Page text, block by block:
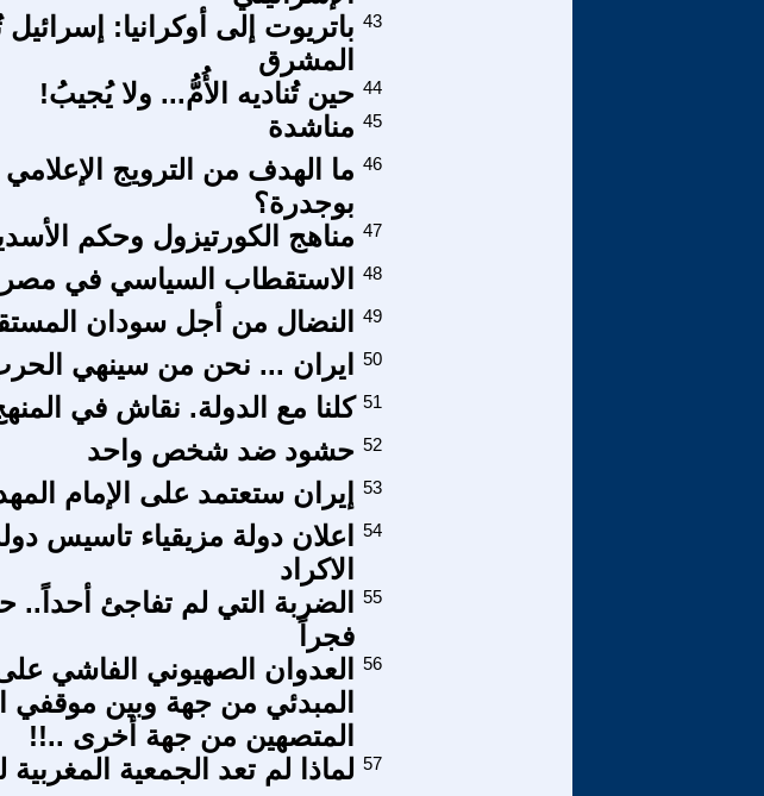
باتريوت إلى أوكرانيا:
المشرق
43
حين تُناديه الأُمُّ... ولا يُجيبُ! 44
مناشدة 45
ما الهدف من الترويج
بوجدرة؟
46
مناهج الكورتيزول وحكم 47
الاستقطاب السياسي في مصر: 48
النضال من أجل سودان 49
ايران ... نحن من سينهي 50
كلنا مع الدولة. نقاش في 51
حشود ضد شخص واحد 52
إيران ستعتمد على الإمام 53
اعلان دولة مزيقياء تاسيس
الاكراد
54
الضربة التي لم تفاجئ أحداً..
فجراً
55
العدوان الصهيوني الفاشي
المبدئي من جهة وبين موقفي
المتصهين من جهة أخرى ..!!
56
لماذا لم تعد الجمعية 57